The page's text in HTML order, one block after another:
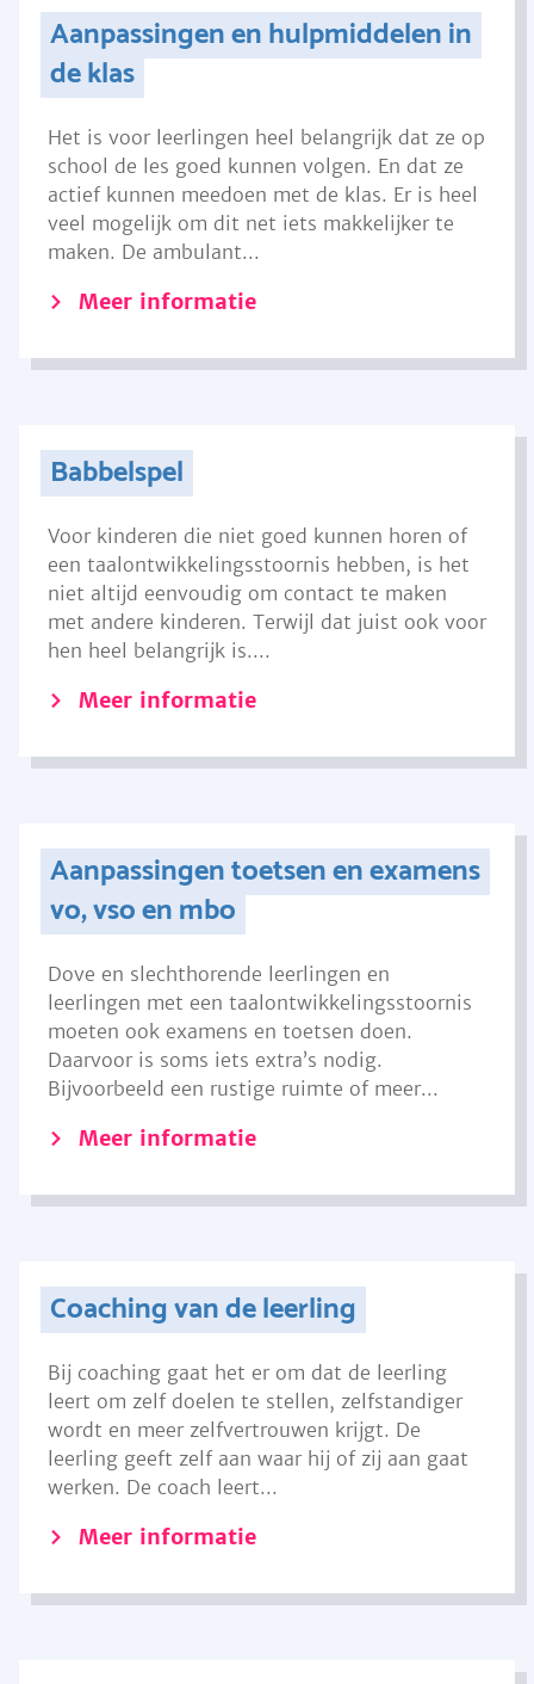
Aanpassingen en hulpmiddelen in
de klas
Het is voor leerlingen heel belangrijk dat ze op
school de les goed kunnen volgen. En dat ze
actief kunnen meedoen met de klas. Er is heel
veel mogelijk om dit net iets makkelijker te
maken. De ambulant...
Meer informatie
Babbelspel
Voor kinderen die niet goed kunnen horen of
een taalontwikkelingsstoornis hebben, is het
niet altijd eenvoudig om contact te maken
met andere kinderen. Terwijl dat juist ook voor
hen heel belangrijk is....
Meer informatie
Aanpassingen toetsen en examens
vo, vso en mbo
Dove en slechthorende leerlingen en
leerlingen met een taalontwikkelingsstoornis
moeten ook examens en toetsen doen.
Daarvoor is soms iets extra’s nodig.
Bijvoorbeeld een rustige ruimte of meer...
Meer informatie
Coaching van de leerling
Bij coaching gaat het er om dat de leerling
leert om zelf doelen te stellen, zelfstandiger
wordt en meer zelfvertrouwen krijgt. De
leerling geeft zelf aan waar hij of zij aan gaat
werken. De coach leert...
Meer informatie